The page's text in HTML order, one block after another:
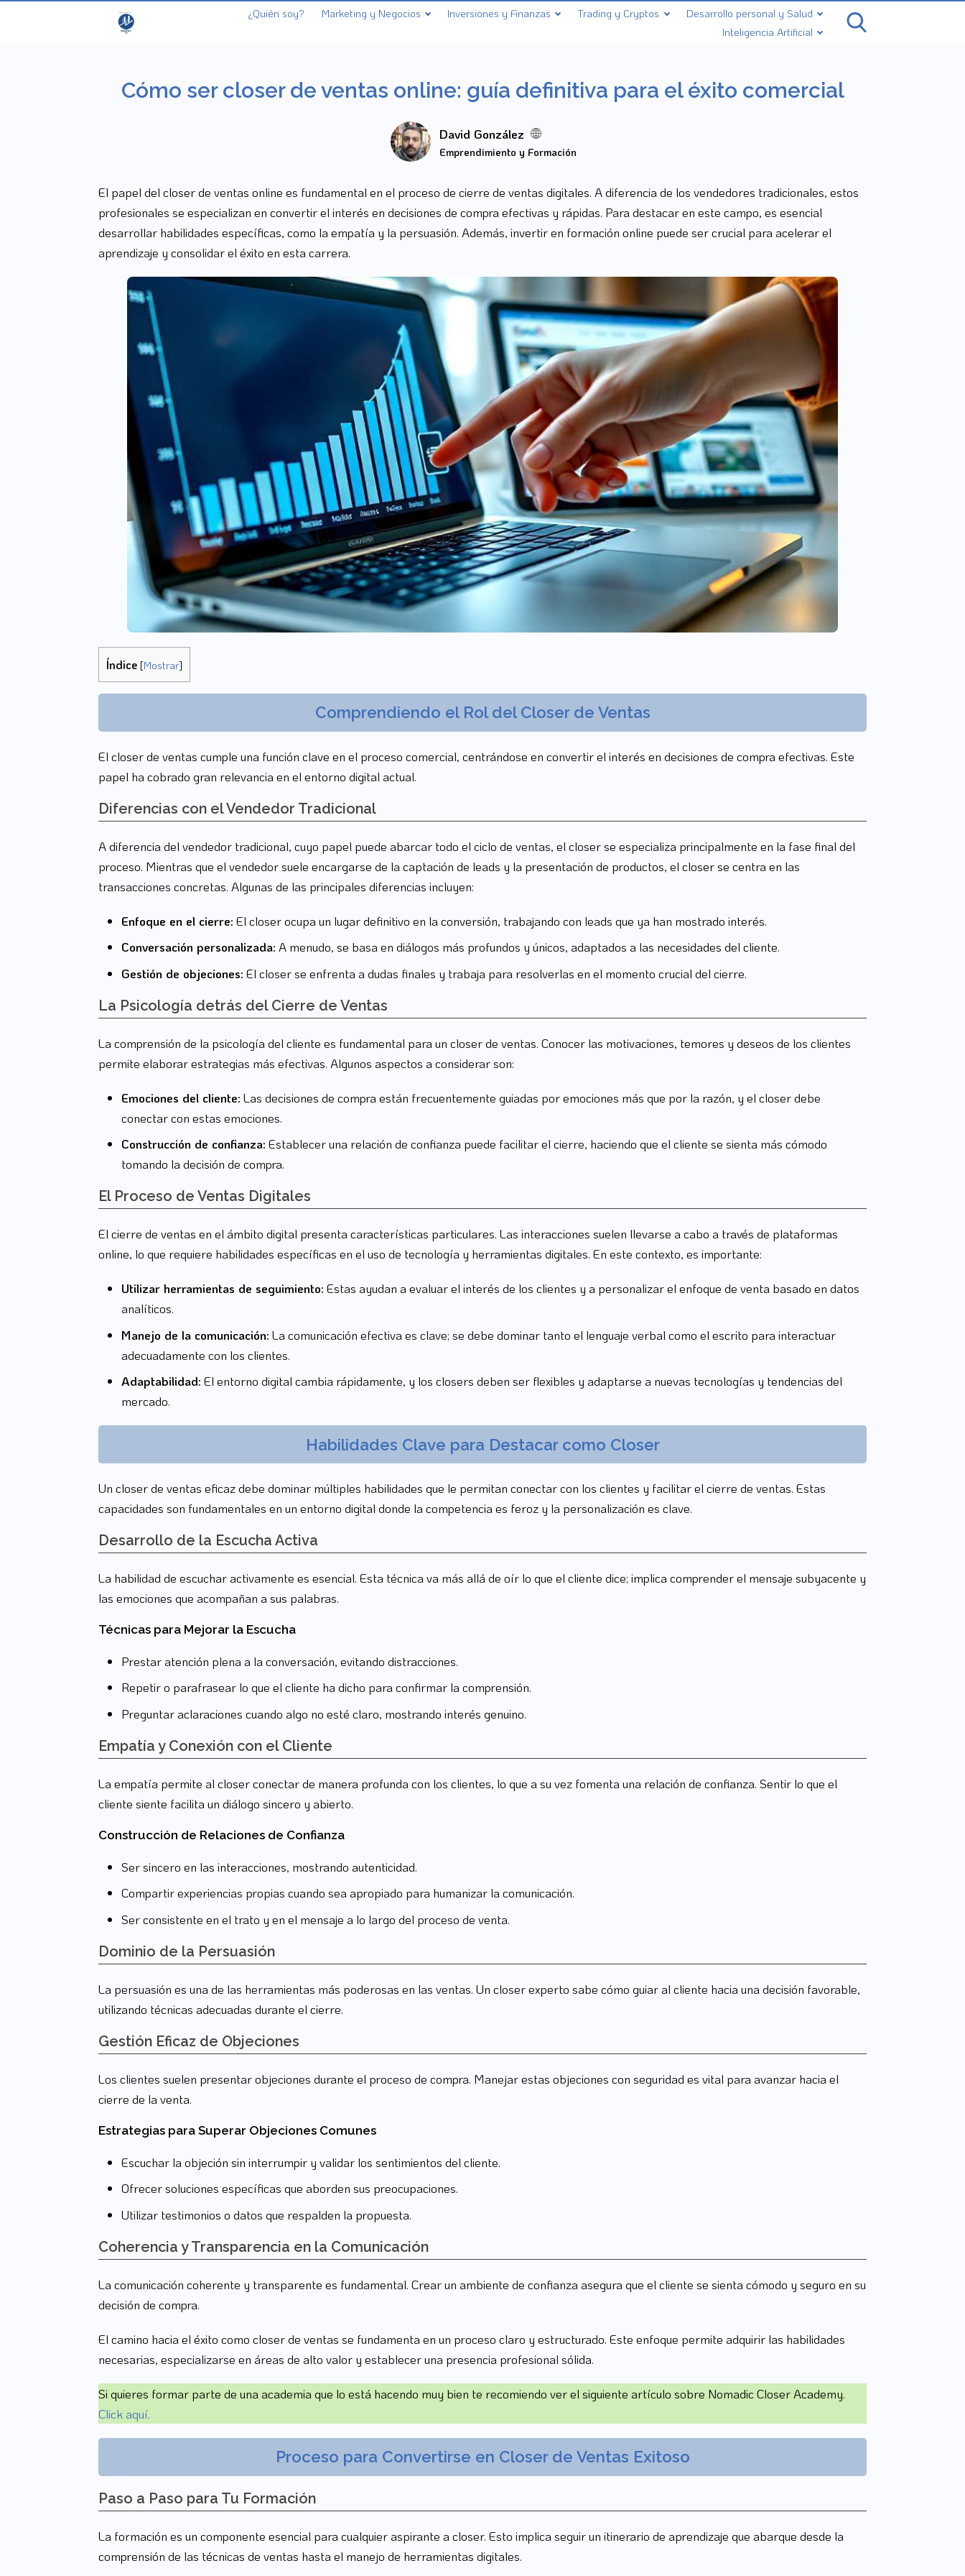
¿Quién soy? Marketing y Negocios Inversiones y Finanzas Trading y Cryptos
Desarrollo personal y Salud
Inteligencia Artificial
Cómo ser closer de ventas online: guía definitiva para el éxito comercial
David González
Emprendimiento y Formación
El papel del closer de ventas online es fundamental en el proceso de cierre de ventas digitales. A diferencia de los vendedores tradicionales, estos
profesionales se especializan en convertir el interés en decisiones de compra efectivas y rápidas. Para destacar en este campo, es esencial
desarrollar habilidades específicas, como la empatía y la persuasión. Además, invertir en formación online puede ser crucial para acelerar el
aprendizaje y consolidar el éxito en esta carrera.
Índice [Mostrar]
Comprendiendo el Rol del Closer de Ventas
El closer de ventas cumple una función clave en el proceso comercial, centrándose en convertir el interés en decisiones de compra efectivas. Este
papel ha cobrado gran relevancia en el entorno digital actual.
Diferencias con el Vendedor Tradicional
A diferencia del vendedor tradicional, cuyo papel puede abarcar todo el ciclo de ventas, el closer se especializa principalmente en la fase final del
proceso. Mientras que el vendedor suele encargarse de la captación de leads y la presentación de productos, el closer se centra en las
transacciones concretas. Algunas de las principales diferencias incluyen:
Enfoque en el cierre: El closer ocupa un lugar definitivo en la conversión, trabajando con leads que ya han mostrado interés.
Conversación personalizada: A menudo, se basa en diálogos más profundos y únicos, adaptados a las necesidades del cliente.
Gestión de objeciones: El closer se enfrenta a dudas finales y trabaja para resolverlas en el momento crucial del cierre.
La Psicología detrás del Cierre de Ventas
La comprensión de la psicología del cliente es fundamental para un closer de ventas. Conocer las motivaciones, temores y deseos de los clientes
permite elaborar estrategias más efectivas. Algunos aspectos a considerar son:
Emociones del cliente: Las decisiones de compra están frecuentemente guiadas por emociones más que por la razón, y el closer debe
conectar con estas emociones.
Construcción de confianza: Establecer una relación de confianza puede facilitar el cierre, haciendo que el cliente se sienta más cómodo
tomando la decisión de compra.
El Proceso de Ventas Digitales
El cierre de ventas en el ámbito digital presenta características particulares. Las interacciones suelen llevarse a cabo a través de plataformas
online, lo que requiere habilidades específicas en el uso de tecnología y herramientas digitales. En este contexto, es importante:
Utilizar herramientas de seguimiento: Estas ayudan a evaluar el interés de los clientes y a personalizar el enfoque de venta basado en datos
analíticos.
Manejo de la comunicación: La comunicación efectiva es clave; se debe dominar tanto el lenguaje verbal como el escrito para interactuar
adecuadamente con los clientes.
Adaptabilidad: El entorno digital cambia rápidamente, y los closers deben ser flexibles y adaptarse a nuevas tecnologías y tendencias del
mercado.
Habilidades Clave para Destacar como Closer
Un closer de ventas eficaz debe dominar múltiples habilidades que le permitan conectar con los clientes y facilitar el cierre de ventas. Estas
capacidades son fundamentales en un entorno digital donde la competencia es feroz y la personalización es clave.
Desarrollo de la Escucha Activa
La habilidad de escuchar activamente es esencial. Esta técnica va más allá de oír lo que el cliente dice; implica comprender el mensaje subyacente y
las emociones que acompañan a sus palabras.
Técnicas para Mejorar la Escucha
Prestar atención plena a la conversación, evitando distracciones.
Repetir o parafrasear lo que el cliente ha dicho para confirmar la comprensión.
Preguntar aclaraciones cuando algo no esté claro, mostrando interés genuino.
Empatía y Conexión con el Cliente
La empatía permite al closer conectar de manera profunda con los clientes, lo que a su vez fomenta una relación de confianza. Sentir lo que el
cliente siente facilita un diálogo sincero y abierto.
Construcción de Relaciones de Confianza
Ser sincero en las interacciones, mostrando autenticidad.
Compartir experiencias propias cuando sea apropiado para humanizar la comunicación.
Ser consistente en el trato y en el mensaje a lo largo del proceso de venta.
Dominio de la Persuasión
La persuasión es una de las herramientas más poderosas en las ventas. Un closer experto sabe cómo guiar al cliente hacia una decisión favorable,
utilizando técnicas adecuadas durante el cierre.
Gestión Eficaz de Objeciones
Los clientes suelen presentar objeciones durante el proceso de compra. Manejar estas objeciones con seguridad es vital para avanzar hacia el
cierre de la venta.
Estrategias para Superar Objeciones Comunes
Escuchar la objeción sin interrumpir y validar los sentimientos del cliente.
Ofrecer soluciones específicas que aborden sus preocupaciones.
Utilizar testimonios o datos que respalden la propuesta.
Coherencia y Transparencia en la Comunicación
La comunicación coherente y transparente es fundamental. Crear un ambiente de confianza asegura que el cliente se sienta cómodo y seguro en su
decisión de compra.
El camino hacia el éxito como closer de ventas se fundamenta en un proceso claro y estructurado. Este enfoque permite adquirir las habilidades
necesarias, especializarse en áreas de alto valor y establecer una presencia profesional sólida.
Si quieres formar parte de una academia que lo está hacendo muy bien te recomiendo ver el siguiente artículo sobre Nomadic Closer Academy.
Click aquí.
Proceso para Convertirse en Closer de Ventas Exitoso
Paso a Paso para Tu Formación
La formación es un componente esencial para cualquier aspirante a closer. Esto implica seguir un itinerario de aprendizaje que abarque desde la
comprensión de las técnicas de ventas hasta el manejo de herramientas digitales.